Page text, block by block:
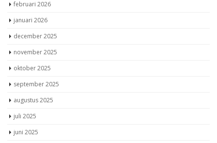
februari 2026
januari 2026
december 2025
november 2025
oktober 2025
september 2025
augustus 2025
juli 2025
juni 2025